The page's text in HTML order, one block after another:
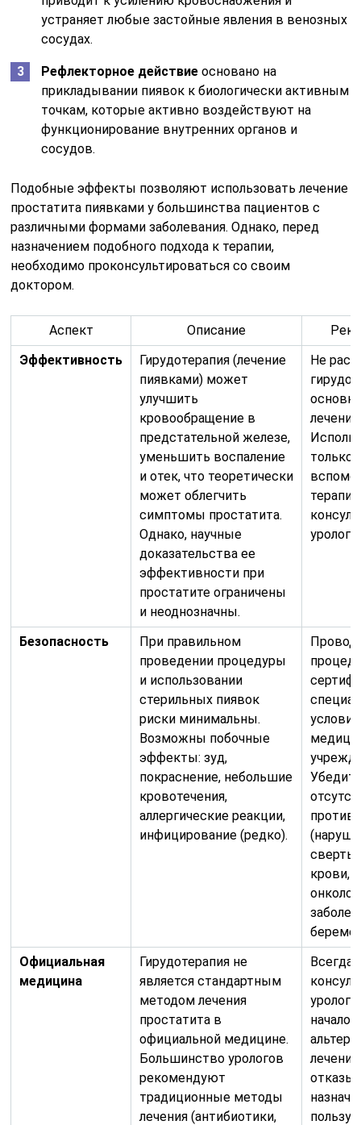
устраняет любые застойные явления в венозных
сосудах.
Рефлекторное действие основано на
прикладывании пиявок к биологически активным
точкам, которые активно воздействуют на
функционирование внутренних органов и
сосудов.
Подобные эффекты позволяют использовать лечение
простатита пиявками у большинства пациентов с
различными формами заболевания. Однако, перед
назначением подобного подхода к терапии,
необходимо проконсультироваться со своим
доктором.
Аспект Описание
Эффективность
Гирудотерапия (лечение
пиявками) может
улучшить
кровообращение в
предстательной железе,
уменьшить воспаление
и отек, что теоретически
может облегчить
симптомы простатита.
Однако, научные
доказательства ее
эффективности при
простатите ограничены
и неоднозначны.
Не
лечения.
только
Безопасность
При правильном
проведении процедуры
и использовании
стерильных пиявок
риски минимальны.
Возможны побочные
эффекты: зуд,
покраснение, небольшие
кровотечения,
аллергические реакции,
инфицирование (редко).
крови,
Официальная
медицина
Гирудотерапия не
является стандартным
методом лечения
простатита в
официальной медицине.
Большинство урологов
рекомендуют
традиционные методы
лечения (антибиотики,
Всегда
пользу